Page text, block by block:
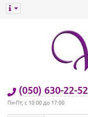
(050) 630-22-52
Пн-Пт, с 10:00 до 17:00